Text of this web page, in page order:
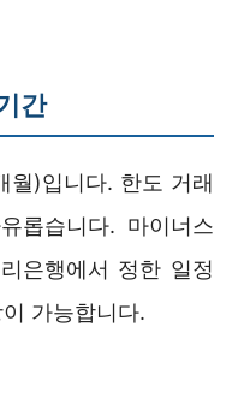
간
월)입니다. 한도 거래
롭습니다. 마이너스
은행에서 정한 일정
가능합니다.